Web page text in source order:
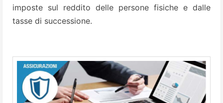
imposte sul reddito delle persone fisiche e dalle
tasse di successione.